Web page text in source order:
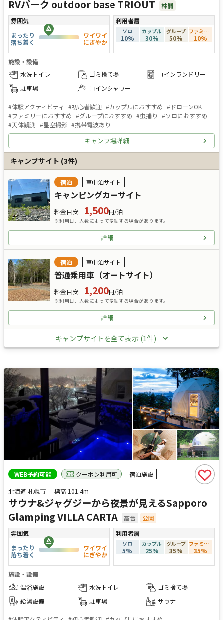
RVパーク outdoor base TRIOUT
林間
雰囲気
まったり
落ち着く
ワイワイ
にぎやか
利用者層
ソロ
10%
カップル
30%
グループ
50%
ファミリー
10%
施設・設備
水洗トイレ
ゴミ捨て場
コインランドリー
駐車場
コインシャワー
#体験アクティビティ #初心者歓迎 #カップルにおすすめ #ドローンOK
#ファミリーにおすすめ #グループにおすすめ #虫捕り #ソロにおすすめ
#天体観測 #星空撮影 #携帯電波あり
キャンプ場詳細
キャンプサイト (3件)
宿泊 車中泊サイト
キャンピングカーサイト
料金目安: 1,500円/泊
※利用日、人数によって変動する場合があります。
詳細
宿泊 車中泊サイト
普通乗用車（オートサイト）
料金目安: 1,200円/泊
※利用日、人数によって変動する場合があります。
詳細
キャンプサイトを全て表示 (1件)
WEB予約可能 クーポン利用可
宿泊施設
北海道 札幌市
標高 101.4m
サウナ&ジャグジーから夜景が見えるSapporo
Glamping VILLA CARTA
高台
公園
雰囲気
まったり
落ち着く
ワイワイ
にぎやか
利用者層
ソロ
5%
カップル
25%
グループ
35%
ファミリー
35%
施設・設備
温浴施設
水洗トイレ
ゴミ捨て場
給湯設備
駐車場 サウナ